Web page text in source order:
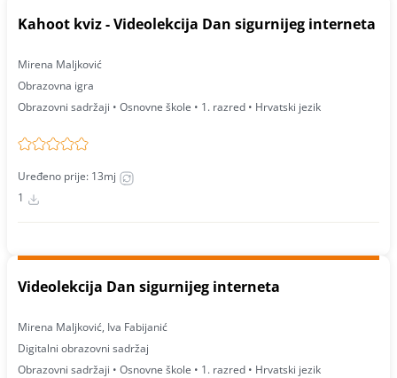
Kahoot kviz - Videolekcija Dan sigurnijeg interneta
Mirena Maljković
Obrazovna igra
Obrazovni sadržaji • Osnovne škole • 1. razred • Hrvatski jezik
Uređeno prije: 13mj
1
Videolekcija Dan sigurnijeg interneta
Mirena Maljković, Iva Fabijanić
Digitalni obrazovni sadržaj
Obrazovni sadržaji • Osnovne škole • 1. razred • Hrvatski jezik